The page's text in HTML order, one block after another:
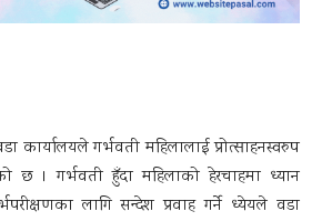
कार्यालयले गर्भवती महिलालाई प्रोत्साहनस्वरुप
छ । गर्भवती हुँदा महिलाको हेरचाहमा ध्यान
लागि सन्देश प्रवाह गर्ने ध्येयले वडा